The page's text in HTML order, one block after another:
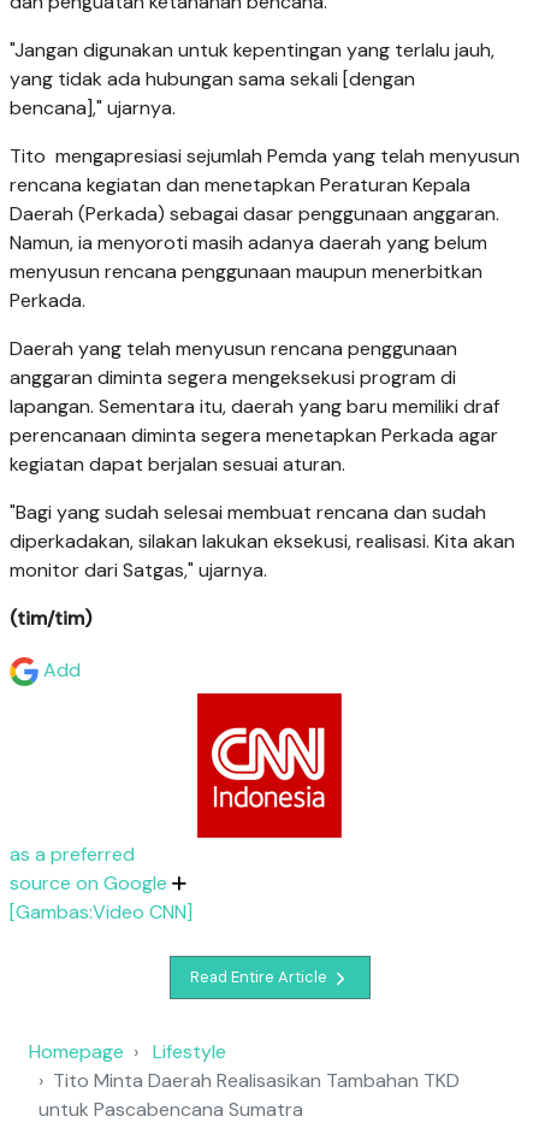
"Jangan digunakan untuk kepentingan yang terlalu jauh,
yang tidak ada hubungan sama sekali [dengan
bencana]," ujarnya.
Tito mengapresiasi sejumlah Pemda yang telah menyusun
rencana kegiatan dan menetapkan Peraturan Kepala
Daerah (Perkada) sebagai dasar penggunaan anggaran.
Namun, ia menyoroti masih adanya daerah yang belum
menyusun rencana penggunaan maupun menerbitkan
Perkada.
Daerah yang telah menyusun rencana penggunaan
anggaran diminta segera mengeksekusi program di
lapangan. Sementara itu, daerah yang baru memiliki draf
perencanaan diminta segera menetapkan Perkada agar
kegiatan dapat berjalan sesuai aturan.
"Bagi yang sudah selesai membuat rencana dan sudah
diperkadakan, silakan lakukan eksekusi, realisasi. Kita akan
monitor dari Satgas," ujarnya.
(tim/tim)
Add
as a preferred
source on Google
[Gambas:Video CNN]
Read Entire Article
Homepage
Lifestyle
Tito Minta Daerah Realisasikan Tambahan TKD
untuk Pascabencana Sumatra